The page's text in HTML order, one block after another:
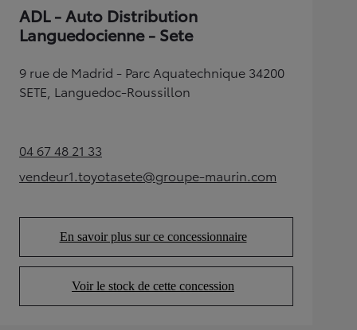
ADL - Auto Distribution
Languedocienne - Sete
9 rue de Madrid - Parc Aquatechnique 34200
SETE, Languedoc-Roussillon
04 67 48 21 33(Opens in new tab)
vendeur1.toyotasete@groupe-maurin.com
(Opens in new tab)
En savoir plus sur ce concessionnaire
(Opens in new tab)
Voir le stock de cette concession
(Opens in new tab)